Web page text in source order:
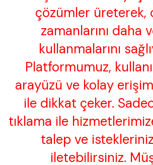
çözümler üreterek,
zamanlarını daha
kullanmalarını
Platformumuz,
arayüzü ve kolay
ile dikkat çeker.
tıklama ile
talep ve
iletebilirsiniz.